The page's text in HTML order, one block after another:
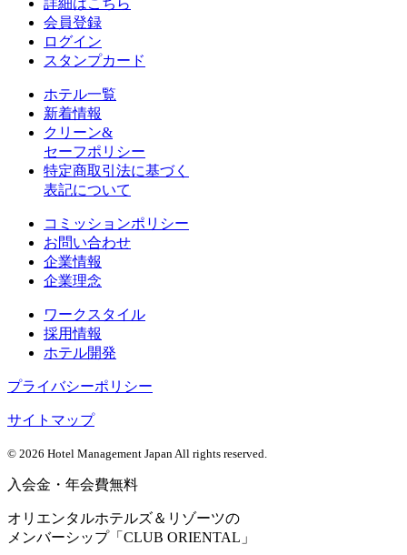
詳細はこちら
会員登録
ログイン
スタンプカード
ホテル一覧
新着情報
クリーン&
セーフポリシー
特定商取引法に基づく
表記について
コミッションポリシー
お問い合わせ
企業情報
企業理念
ワークスタイル
採用情報
ホテル開発
プライバシーポリシー
サイトマップ
© 2026 Hotel Management Japan All rights reserved.
入会金・年会費無料
オリエンタルホテルズ＆リゾーツの
メンバーシップ「CLUB ORIENTAL」